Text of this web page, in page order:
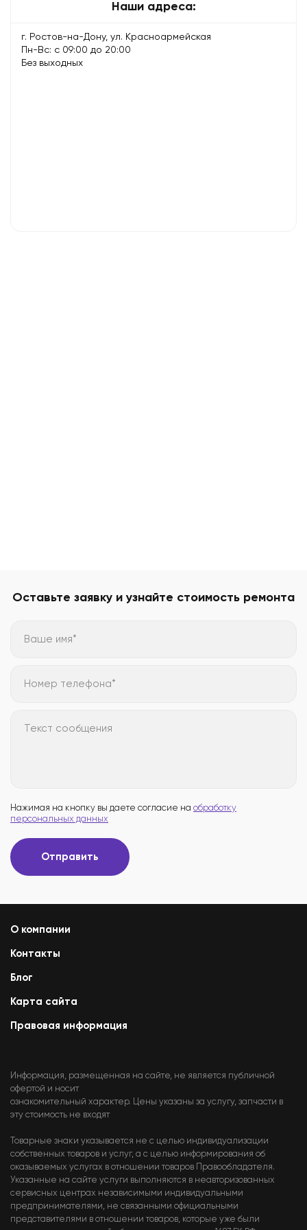
Наши адреса:
г. Ростов-на-Дону, ул. Красноармейская
Пн-Вс: с 09:00 до 20:00
Без выходных
Оставьте заявку и узнайте стоимость ремонта
Ваше имя*
Номер телефона*
Текст сообщения
Нажимая на кнопку вы даете согласие на обработку
персональных данных
Отправить
О компании
Контакты
Блог
Карта сайта
Правовая информация
Информация, размещенная на сайте, не является публичной
офертой и носит
ознакомительный характер. Цены указаны за услугу, запчасти в
эту стоимость не входят
Товарные знаки указывается не с целью индивидуализации
собственных товаров и услуг, а с целью информирования об
оказываемых услугах в отношении товаров Правообладателя.
Указанные на сайте услуги выполняются в неавторизованных
сервисных центрах независимыми индивидуальными
предпринимателями, не связанными официальными
представителями в отношении товаров, которые уже были